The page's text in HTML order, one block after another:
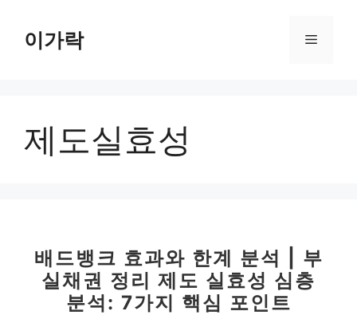
이가락 메
제도실효성
배드뱅크 효과와 한계 분석 | 부
실채권 정리 제도 실효성 심층
분석: 7가지 핵심 포인트